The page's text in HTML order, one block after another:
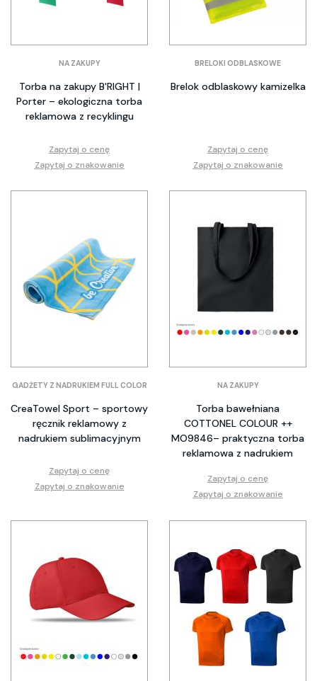
NA ZAKUPY
Torba na zakupy B'RIGHT |
Porter – ekologiczna torba
reklamowa z recyklingu
Zapytaj o cenę
Zapytaj o znakowanie
BRELOKI ODBLASKOWE
Brelok odblaskowy kamizelka
Zapytaj o cenę
Zapytaj o znakowanie
GADŻETY Z NADRUKIEM FULL COLOR
CreaTowel Sport – sportowy
ręcznik reklamowy z
nadrukiem sublimacyjnym
Zapytaj o cenę
Zapytaj o znakowanie
NA ZAKUPY
Torba bawełniana
COTTONEL COLOUR ++
MO9846– praktyczna torba
reklamowa z nadrukiem
Zapytaj o cenę
Zapytaj o znakowanie